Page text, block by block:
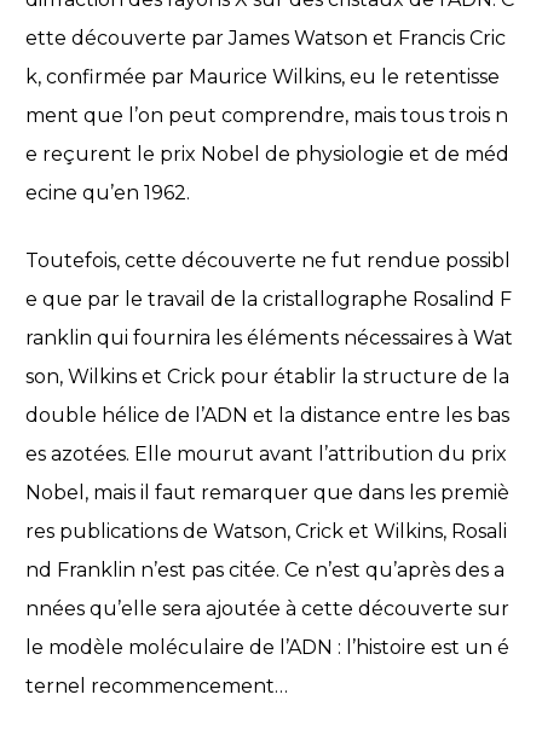
ette découverte par James Watson et Francis Cric
k, confirmée par Maurice Wilkins, eu le retentisse
ment que l’on peut comprendre, mais tous trois n
e reçurent le prix Nobel de physiologie et de méd
ecine qu’en 1962.
Toutefois, cette découverte ne fut rendue possibl
e que par le travail de la cristallographe Rosalind F
ranklin qui fournira les éléments nécessaires à Wat
son, Wilkins et Crick pour établir la structure de la
double hélice de l’ADN et la distance entre les bas
es azotées. Elle mourut avant l’attribution du prix
Nobel, mais il faut remarquer que dans les premiè
res publications de Watson, Crick et Wilkins, Rosali
nd Franklin n’est pas citée. Ce n’est qu’après des a
nnées qu’elle sera ajoutée à cette découverte sur
le modèle moléculaire de l’ADN : l’histoire est un é
ternel recommencement…